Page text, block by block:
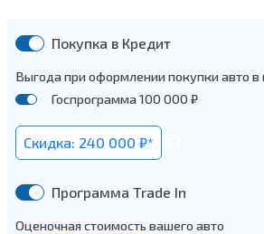
Покупка в Кредит
Выгода при оформлении покупки авто в
Госпрограмма 100 000 ₽
Скидка: 240 000 ₽*
Программа Trade In
Оценочная стоимость вашего авто